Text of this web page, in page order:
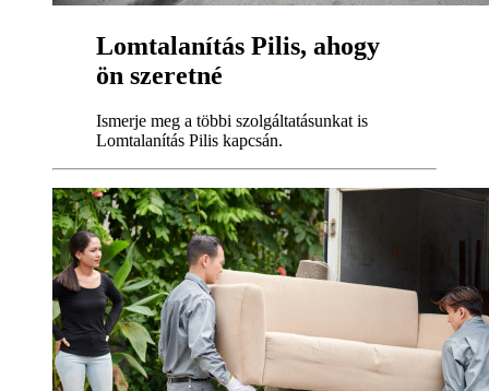
Lomtalanítás Pilis, ahogy
ön szeretné
Ismerje meg a többi szolgáltatásunkat is
Lomtalanítás Pilis kapcsán.